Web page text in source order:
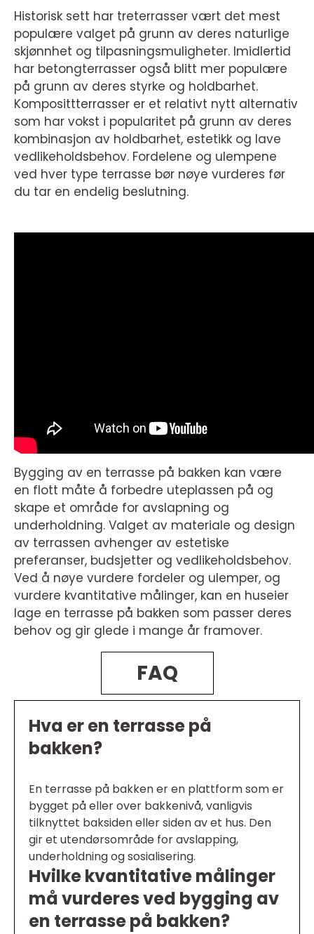
Historisk sett har treterrasser vært det mest
populære valget på grunn av deres naturlige
skjønnhet og tilpasningsmuligheter. Imidlertid
har betongterrasser også blitt mer populære
på grunn av deres styrke og holdbarhet.
Komposittterrasser er et relativt nytt alternativ
som har vokst i popularitet på grunn av deres
kombinasjon av holdbarhet, estetikk og lave
vedlikeholdsbehov. Fordelene og ulempene
ved hver type terrasse bør nøye vurderes før
du tar en endelig beslutning.
Bygging av en terrasse på bakken kan være
en flott måte å forbedre uteplassen på og
skape et område for avslapning og
underholdning. Valget av materiale og design
av terrassen avhenger av estetiske
preferanser, budsjetter og vedlikeholdsbehov.
Ved å nøye vurdere fordeler og ulemper, og
vurdere kvantitative målinger, kan en huseier
lage en terrasse på bakken som passer deres
behov og gir glede i mange år framover.
FAQ
Hva er en terrasse på
bakken?
En terrasse på bakken er en plattform som er
bygget på eller over bakkenivå, vanligvis
tilknyttet baksiden eller siden av et hus. Den
gir et utendørsområde for avslapping,
underholdning og sosialisering.
Hvilke kvantitative målinger
må vurderes ved bygging av
en terrasse på bakken?